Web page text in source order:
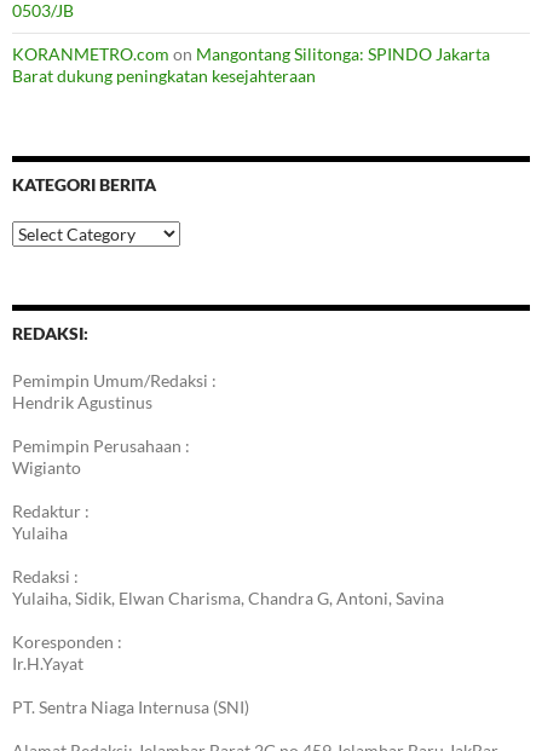
0503/JB
KORANMETRO.com on Mangontang Silitonga: SPINDO Jakarta
Barat dukung peningkatan kesejahteraan
KATEGORI BERITA
Kategori
Berita
REDAKSI:
Pemimpin Umum/Redaksi :
Hendrik Agustinus
Pemimpin Perusahaan :
Wigianto
Redaktur :
Yulaiha
Redaksi :
Yulaiha, Sidik, Elwan Charisma, Chandra G, Antoni, Savina
Koresponden :
Ir.H.Yayat
PT. Sentra Niaga Internusa (SNI)